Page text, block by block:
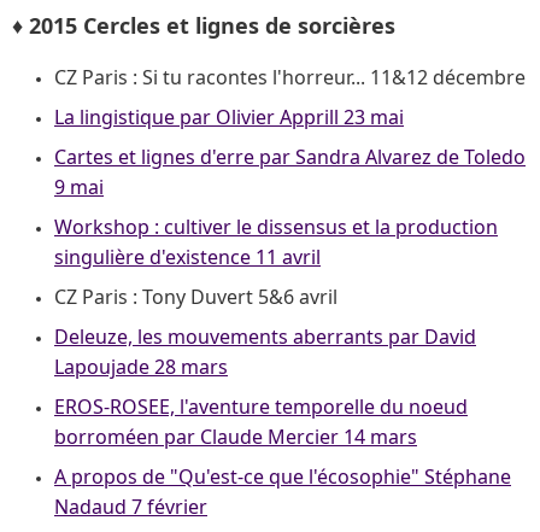
♦ 2015 Cercles et lignes de sorcières
CZ Paris : Si tu racontes l'horreur... 11&12 décembre
La lingistique par Olivier Apprill 23 mai
Cartes et lignes d'erre par Sandra Alvarez de Toledo
9 mai
Workshop : cultiver le dissensus et la production
singulière d'existence 11 avril
CZ Paris : Tony Duvert 5&6 avril
Deleuze, les mouvements aberrants par David
Lapoujade 28 mars
EROS-ROSEE, l'aventure temporelle du noeud
borroméen par Claude Mercier 14 mars
A propos de "Qu'est-ce que l'écosophie" Stéphane
Nadaud 7 février